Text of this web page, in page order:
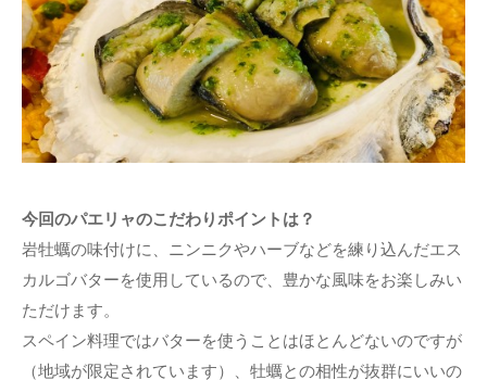
今回のパエリャのこだわりポイントは？
岩牡蠣の味付けに、ニンニクやハーブなどを練り込んだエス
カルゴバターを使用しているので、豊かな風味をお楽しみい
ただけます。
スペイン料理ではバターを使うことはほとんどないのですが
（地域が限定されています）、牡蠣との相性が抜群にいいの